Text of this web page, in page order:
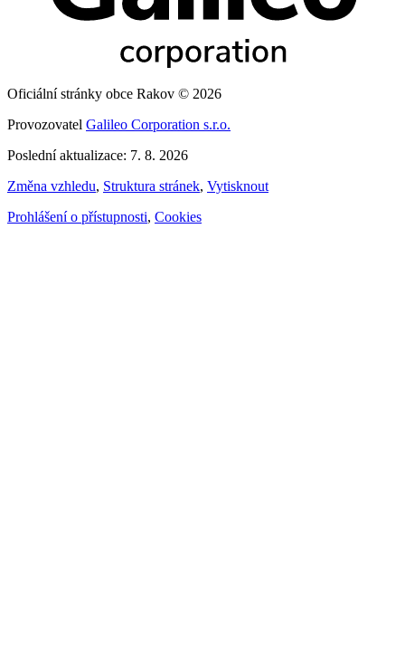
Oficiální stránky obce Rakov © 2026
Provozovatel Galileo Corporation s.r.o.
Poslední aktualizace: 7. 8. 2026
Změna vzhledu, Struktura stránek, Vytisknout
Prohlášení o přístupnosti, Cookies